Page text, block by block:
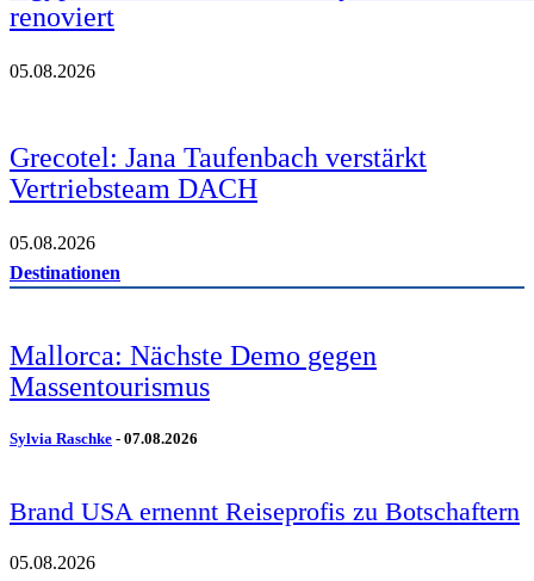
renoviert
05.08.2026
Grecotel: Jana Taufenbach verstärkt
Vertriebsteam DACH
05.08.2026
Destinationen
Mallorca: Nächste Demo gegen
Massentourismus
Sylvia Raschke - 07.08.2026
Brand USA ernennt Reiseprofis zu Botschaftern
05.08.2026